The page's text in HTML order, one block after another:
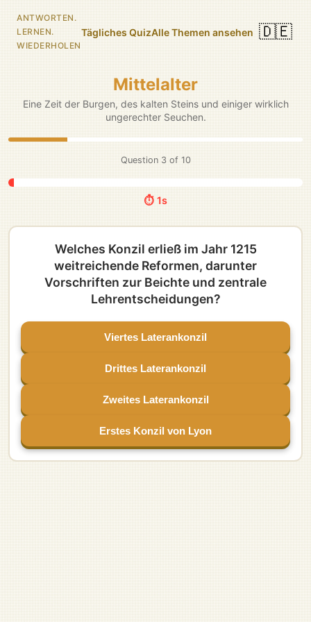
ANTWORTEN.
LERNEN.
WIEDERHOLEN
Tägliches QuizAlle Themen ansehen 🇩🇪
Mittelalter
Eine Zeit der Burgen, des kalten Steins und einiger wirklich
ungerechter Seuchen.
Question 3of 10
⏱️ 5s
Welches Konzil erließ im Jahr 1215
weitreichende Reformen, darunter
Vorschriften zur Beichte und zentrale
Lehrentscheidungen?
Viertes Laterankonzil
Drittes Laterankonzil
Zweites Laterankonzil
Erstes Konzil von Lyon